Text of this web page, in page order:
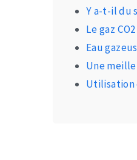
Y a-t-il du
Le gaz
Eau
Une
Utilisation